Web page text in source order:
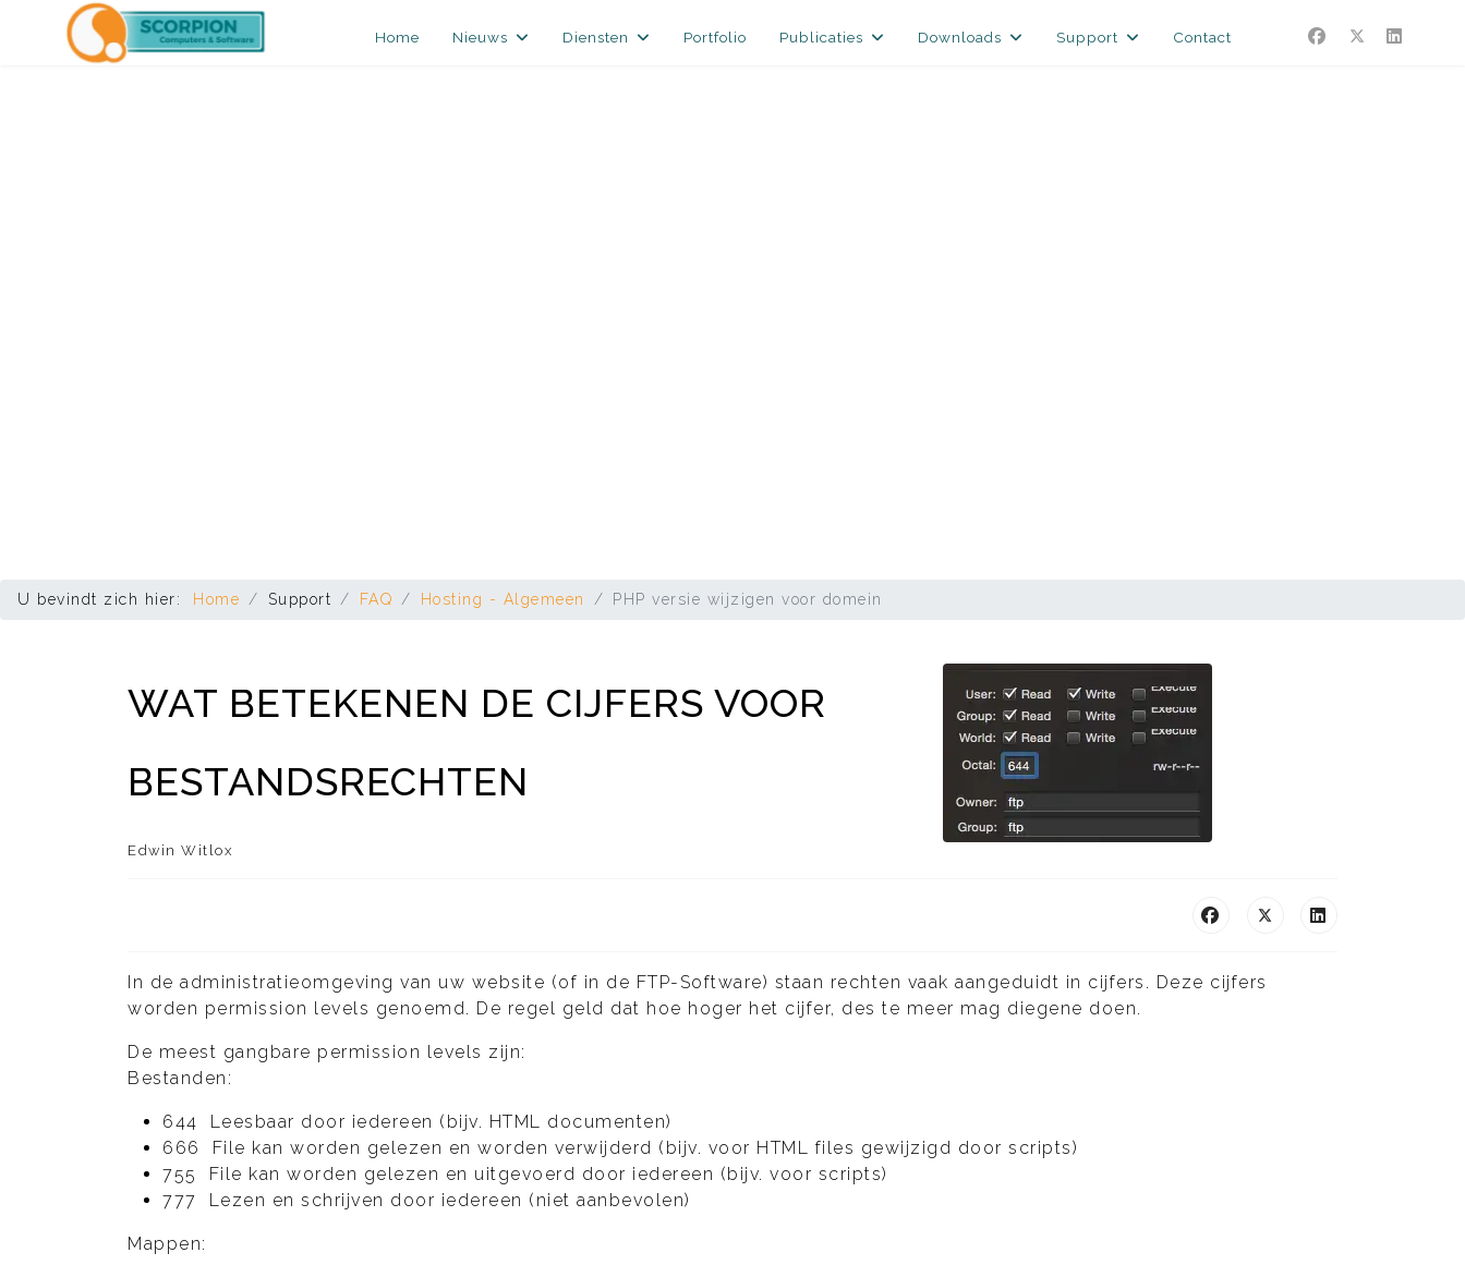
Home Nieuws Diensten Portfolio Publicaties Downloads Support Contact
U bevindt zich hier: Home Support FAQ Hosting - Algemeen PHP versie wijzigen voor domein
WAT BETEKENEN DE CIJFERS VOOR
BESTANDSRECHTEN
Edwin Witlox
In de administratieomgeving van uw website (of in de FTP-Software) staan rechten vaak aangeduidt in cijfers. Deze cijfers
worden permission levels genoemd. De regel geld dat hoe hoger het cijfer, des te meer mag diegene doen.
De meest gangbare permission levels zijn:
Bestanden:
644 Leesbaar door iedereen (bijv. HTML documenten)
666 File kan worden gelezen en worden verwijderd (bijv. voor HTML files gewijzigd door scripts)
755 File kan worden gelezen en uitgevoerd door iedereen (bijv. voor scripts)
777 Lezen en schrijven door iedereen (niet aanbevolen)
Mappen: